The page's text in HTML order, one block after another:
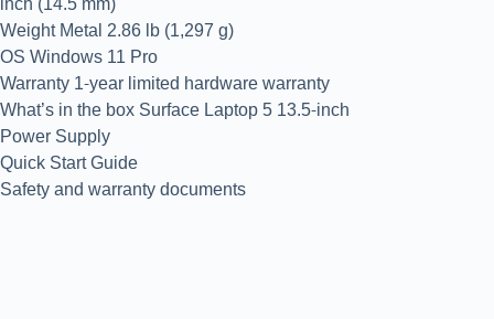
Weight Metal 2.86 lb (1,297 g)
OS Windows 11 Pro
Warranty 1-year limited hardware warranty
What’s in the box Surface Laptop 5 13.5-inch
Power Supply
Quick Start Guide
Safety and warranty documents